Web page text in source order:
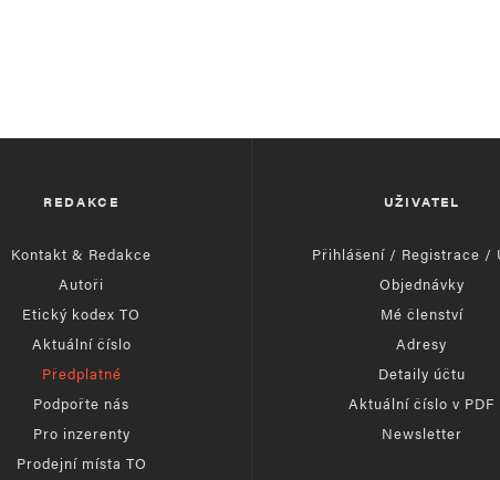
REDAKCE
Kontakt & Redakce
Autoři
Etický kodex TO
Aktuální číslo
Předplatné
Podpořte nás
Pro inzerenty
Prodejní místa TO
UŽIVATEL
Přihlášení / Registrace /
Objednávky
Mé členství
Adresy
Detaily účtu
Aktuální číslo v PDF
Newsletter